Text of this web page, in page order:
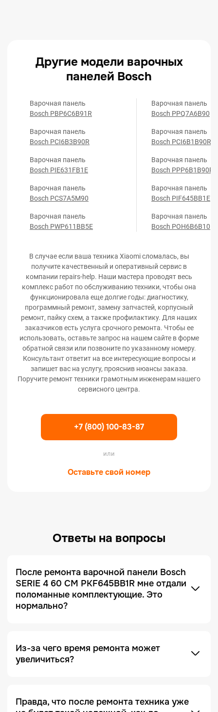
Другие модели варочных
панелей Bosch
Варочная панель
Bosch PBP6C6B91R
Варочная панель
Bosch PCI6B3B90R
Варочная панель
Bosch PIE631FB1E
Варочная панель
Bosch PCS7A5M90
Варочная панель
Bosch PWP611BB5E
Варочная панель
Bosch PPQ7A6B90
Варочная панель
Bosch PCI6B1B90R
Варочная панель
Bosch PPP6B1B90R
Варочная панель
Bosch PIF645BB1E
Варочная панель
Bosch POH6B6B10
В случае если ваша техника Xiaomi сломалась, вы
получите качественный и оперативный сервис в
компании repairs-help. Наши мастера проводят весь
комплекс работ по обслуживанию техники, чтобы она
функционировала еще долгие годы: диагностику,
программный ремонт, замену запчастей, корпусный
ремонт, пайку схем, а также профилактику. Для наших
заказчиков есть услуга срочного ремонта. Чтобы ее
использовать, оставьте запрос на нашем сайте в форме
обратной связи или позвоните по указанному номеру.
Консультант ответит на все интересующие вопросы и
запишет вас на услугу, прояснив нюансы заказа.
Поручите ремонт техники грамотным инженерам нашего
сервисного центра.
+7 (800) 100-83-87
или
Оставьте свой номер
Ответы на вопросы
После ремонта варочной панели Bosch
SERIE 4 60 CM PKF645BB1R мне отдали
поломанные комплектующие. Это
нормально?
был действительно выполнен, и увидеть, что
именно случилось с устройством.
Из-за чего время ремонта может
увеличиться?
ремонта возникает на этапе диагностики, когда
Правда, что после ремонта техника уже